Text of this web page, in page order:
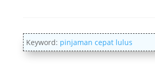
Keyword: pinjaman cepat lulus